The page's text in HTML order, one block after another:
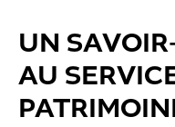
UN
AU